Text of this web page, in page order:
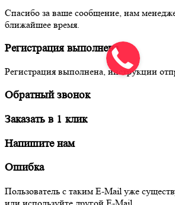
Спасибо за ваше сообщение, нам
ближайшее время.
Регистрация выполнена
Регистрация выполнена, инструкции
Обратный звонок
Заказать в 1 клик
Напишите нам
Ошибка
Пользователь с таким E-Mail уже